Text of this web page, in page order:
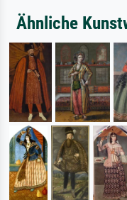
Ähnliche